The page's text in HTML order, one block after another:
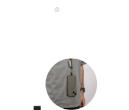
como na horizontal